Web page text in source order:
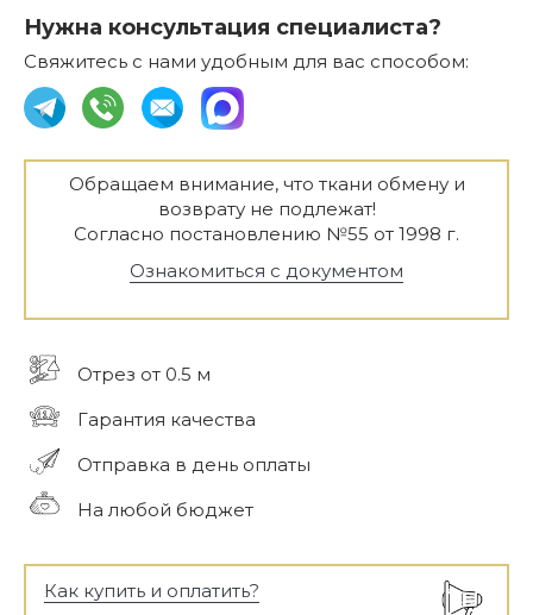
Нужна консультация специалиста?
Свяжитесь с нами удобным для вас способом:
Обращаем внимание, что ткани обмену и
возврату не подлежат!
Согласно постановлению №55 от 1998 г.
Ознакомиться с документом
Отрез от 0.5 м
Гарантия качества
Отправка в день оплаты
На любой бюджет
Как купить и оплатить?